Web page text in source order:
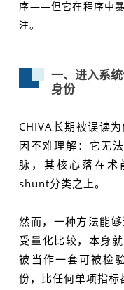
序——但它在程序中暴
注。
一、进入系
身份
CHIVA长期被误读
因不难理解：它无
脉，其核心落在术
shunt分类之上。
然而，一种方法能
受量化比较，本身
被当作一套可被检
份，比任何单项指标